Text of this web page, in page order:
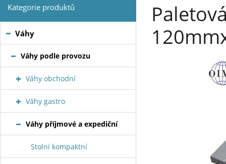
Kategorie produktů
Váhy
Váhy podle provozu
Váhy obchodní
Váhy gastro
Váhy příjmové a expediční
Stolní kompaktní